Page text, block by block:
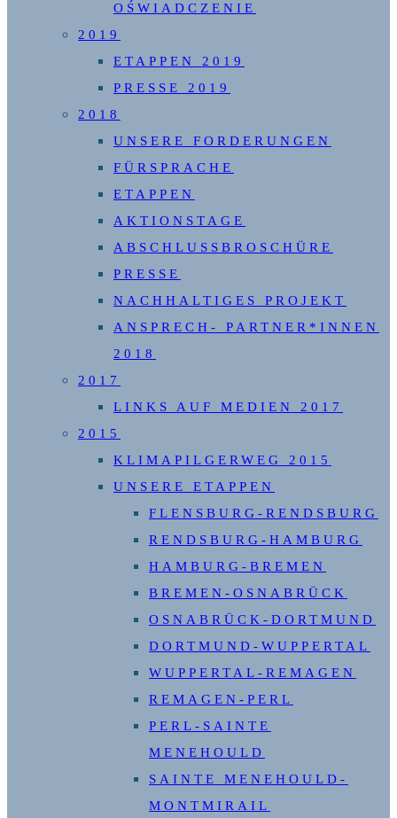
OŚWIADCZENIE
2019
ETAPPEN 2019
PRESSE 2019
2018
UNSERE FORDERUNGEN
FÜRSPRACHE
ETAPPEN
AKTIONSTAGE
ABSCHLUSSBROSCHÜRE
PRESSE
NACHHALTIGES PROJEKT
ANSPRECH- PARTNER*INNEN
2018
2017
LINKS AUF MEDIEN 2017
2015
KLIMAPILGERWEG 2015
UNSERE ETAPPEN
FLENSBURG-RENDSBURG
RENDSBURG-HAMBURG
HAMBURG-BREMEN
BREMEN-OSNABRÜCK
OSNABRÜCK-DORTMUND
DORTMUND-WUPPERTAL
WUPPERTAL-REMAGEN
REMAGEN-PERL
PERL-SAINTE
MENEHOULD
SAINTE MENEHOULD-
MONTMIRAIL